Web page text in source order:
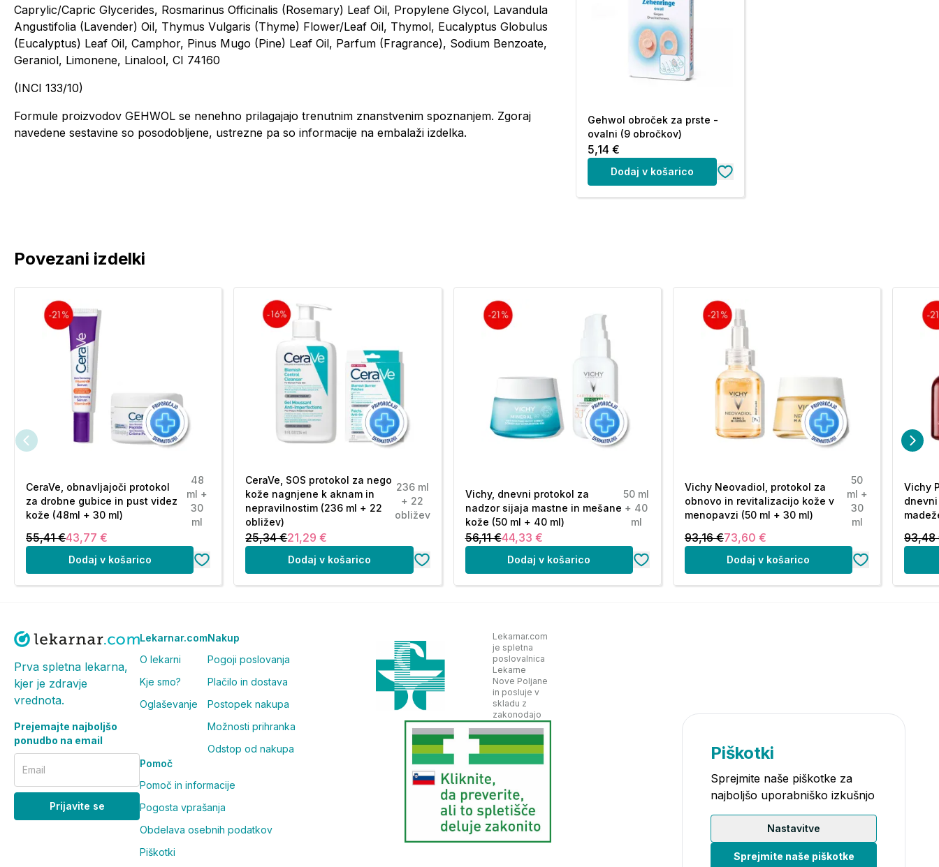
Caprylic/Capric Glycerides, Rosmarinus Officinalis (Rosemary) Leaf Oil, Propylene Glycol, Lavandula
Angustifolia (Lavender) Oil, Thymus Vulgaris (Thyme) Flower/Leaf Oil, Thymol, Eucalyptus Globulus
(Eucalyptus) Leaf Oil, Camphor, Pinus Mugo (Pine) Leaf Oil, Parfum (Fragrance), Sodium Benzoate,
Geraniol, Limonene, Linalool, CI 74160
(INCI 133/10)
Formule proizvodov GEHWOL se nenehno prilagajajo trenutnim znanstvenim spoznanjem. Zgoraj
navedene sestavine so posodobljene, ustrezne pa so informacije na embalaži izdelka.
Gehwol obroček za prste -
ovalni (9 obročkov)
5,14 €
Dodaj v košarico
Povezani izdelki
CeraVe, obnavljajoči protokol
za drobne gubice in pust videz
kože (48ml + 30 ml)
48
ml +
30
ml
55,41 €43,77 €
Dodaj v košarico
CeraVe, SOS protokol za nego
kože nagnjene k aknam in
nepravilnostim (236 ml + 22
obližev)
236 ml
+ 22
obližev
25,34 €21,29 €
Dodaj v košarico
Vichy, dnevni protokol za
nadzor sijaja mastne in mešane
kože (50 ml + 40 ml)
50 ml
+ 40
ml
56,11 €44,33 €
Dodaj v košarico
Vichy Neovadiol, protokol za
obnovo in revitalizacijo kože v
menopavzi (50 ml + 30 ml)
50
ml +
30
ml
93,16 €73,60 €
Dodaj v košarico
Vichy
93,48
Prva spletna lekarna,
kjer je zdravje
vrednota.
Prejemajte najboljšo
ponudbo na email
Email
Prijavite se
Lekarnar.com
O lekarni
Kje smo?
Oglaševanje
Nakup
Pogoji poslovanja
Plačilo in dostava
Postopek nakupa
Možnosti prihranka
Odstop od nakupa
Pomoč
Pomoč in informacije
Pogosta vprašanja
Obdelava osebnih podatkov
Piškotki
Lekarnar.com
je spletna
poslovalnica
Lekarne
Nove Poljane
in posluje v
skladu z
zakonodajo
Piškotki
Sprejmite naše piškotke za
najboljšo uporabniško izkušnjo
Nastavitve
Sprejmite naše piškotke